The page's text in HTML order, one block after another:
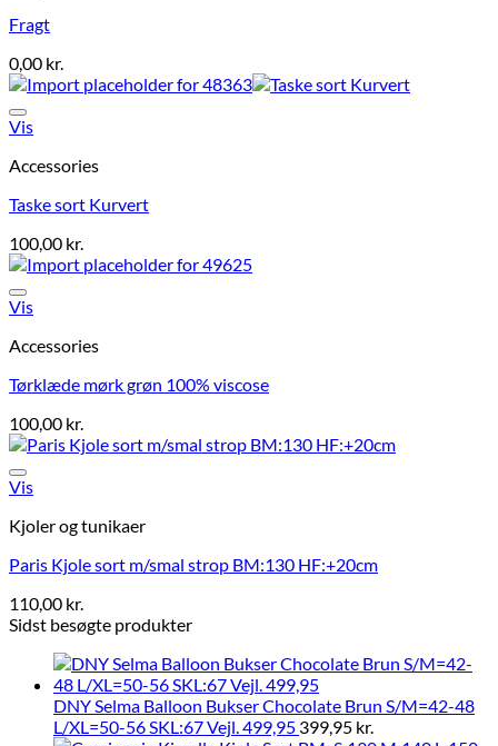
Fragt
0,00 kr.
Vis
Accessories
Taske sort Kurvert
100,00 kr.
Vis
Accessories
Tørklæde mørk grøn 100% viscose
100,00 kr.
Vis
Kjoler og tunikaer
Paris Kjole sort m/smal strop BM:130 HF:+20cm
110,00 kr.
Sidst besøgte produkter
DNY Selma Balloon Bukser Chocolate Brun S/M=42-48
L/XL=50-56 SKL:67 Vejl. 499,95 399,95 kr.